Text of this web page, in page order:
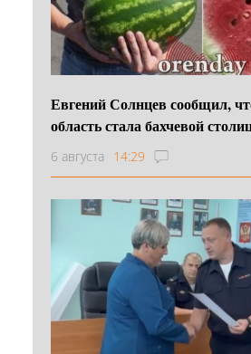
Евгений Солнцев сообщил,
область стала бахчевой
6 августа 14:29